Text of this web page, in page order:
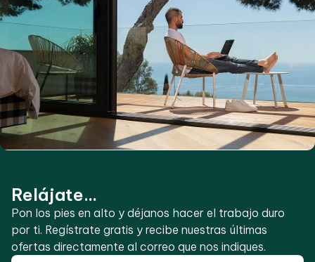
Relájate...
Pon los pies en alto y déjanos hacer el trabajo duro
por ti. Regístrate gratis y recibe nuestras últimas
ofertas directamente al correo que nos indiques.